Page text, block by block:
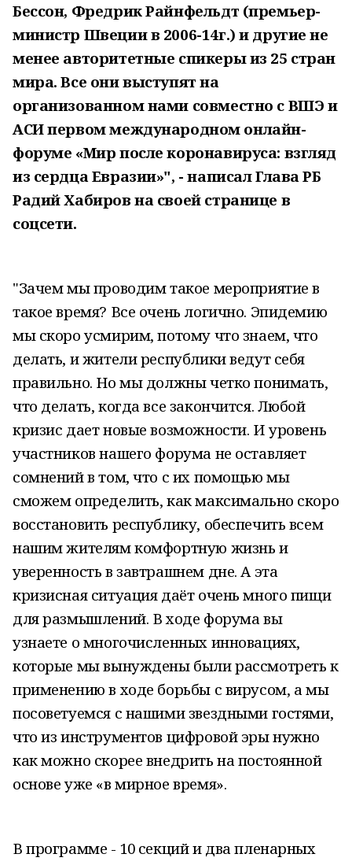
Бессон, Фредрик Райнфельдт (премьер-
министр Швеции в 2006-14г.) и другие не
менее авторитетные спикеры из 25 стран
мира. Все они выступят на
организованном нами совместно с ВШЭ и
АСИ первом международном онлайн-
форуме «Мир после коронавируса: взгляд
из сердца Евразии»", - написал Глава РБ
Радий Хабиров на своей странице в
соцсети.
"Зачем мы проводим такое мероприятие в
такое время? Все очень логично. Эпидемию
мы скоро усмирим, потому что знаем, что
делать, и жители республики ведут себя
правильно. Но мы должны четко понимать,
что делать, когда все закончится. Любой
кризис дает новые возможности. И уровень
участников нашего форума не оставляет
сомнений в том, что с их помощью мы
сможем определить, как максимально скоро
восстановить республику, обеспечить всем
нашим жителям комфортную жизнь и
уверенность в завтрашнем дне. А эта
кризисная ситуация даёт очень много пищи
для размышлений. В ходе форума вы
узнаете о многочисленных инновациях,
которые мы вынуждены были рассмотреть к
применению в ходе борьбы с вирусом, а мы
посоветуемся с нашими звездными гостями,
что из инструментов цифровой эры нужно
как можно скорее внедрить на постоянной
основе уже «в мирное время».
В программе - 10 секций и два пленарных